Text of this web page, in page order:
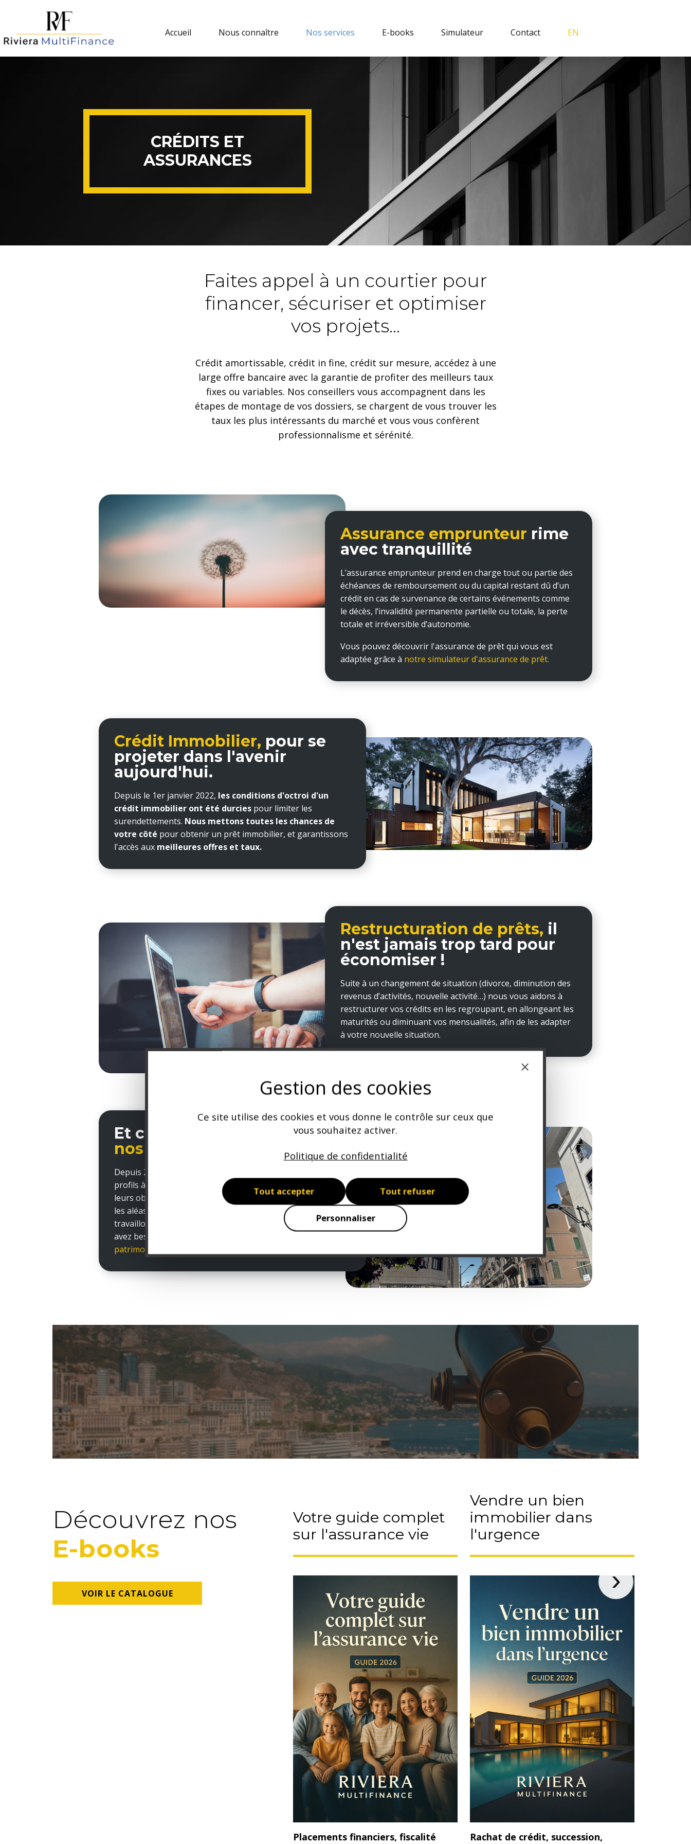
Accueil Nous connaître Nos services E-books Simulateur Contact EN
CRÉDITS ET
ASSURANCES
Faites appel à un courtier pour
financer, sécuriser et optimiser
vos projets...
Crédit amortissable, crédit in fine, crédit sur mesure, accédez à une
large offre bancaire avec la garantie de profiter des meilleurs taux
fixes ou variables. Nos conseillers vous accompagnent dans les
étapes de montage de vos dossiers, se chargent de vous trouver les
taux les plus intéressants du marché et vous vous confèrent
professionnalisme et sérénité.
Assurance emprunteur rime
avec tranquillité
L’assurance emprunteur prend en charge tout ou partie des
échéances de remboursement ou du capital restant dû d’un
crédit en cas de survenance de certains événements comme
le décès, l’invalidité permanente partielle ou totale, la perte
totale et irréversible d’autonomie.
Vous pouvez découvrir l'assurance de prêt qui vous est
adaptée grâce à notre simulateur d'assurance de prêt.
Crédit Immobilier, pour se
projeter dans l'avenir
aujourd'hui.
Depuis le 1er janvier 2022, les conditions d'octroi d'un
crédit immobilier ont été durcies pour limiter les
surendettements. Nous mettons toutes les chances de
votre côté pour obtenir un prêt immobilier, et garantissons
l'accès aux meilleures offres et taux.
Restructuration de prêts, il
n'est jamais trop tard pour
économiser !
Suite à un changement de situation (divorce, diminution des
revenus d’activités, nouvelle activité…) nous vous aidons à
restructurer vos crédits en les regroupant, en allongeant les
maturités ou diminuant vos mensualités, afin de les adapter
à votre nouvelle situation.
Et ce n'est qu'un aperçu de
nos compétences...
Depuis 2005, nous accompagnons une grande variété de
profils à profiter des avantages fiscaux français, réaliser
leurs objectifs, à faire face aux mouvements économiques ou
les aléas de la vie (divorce, succession...). C’est pourquoi nous
travaillons sans relâche pour trouver les solutions dont vous
avez besoin pour
patrimoine,
force d'un réseau de professionnels !
NOUS CONTACTER
Découvrez nos
E-books
VOIR LE CATALOGUE
Votre guide complet
sur l'assurance vie
Placements financiers, fiscalité
Vendre un bien
immobilier dans
l'urgence
Rachat de crédit, succession,
›
×
Gestion des cookies
Ce site utilise des cookies et vous donne le contrôle sur ceux que
vous souhaitez activer.
Politique de confidentialité
Tout accepter Tout refuser
Personnaliser